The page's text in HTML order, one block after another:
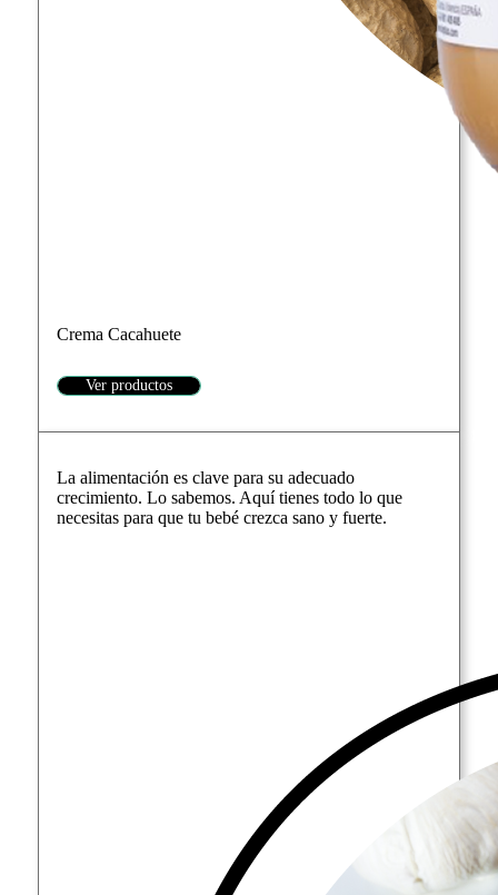
Crema Cacahuete
Ver productos
La alimentación es clave para su adecuado
crecimiento. Lo sabemos. Aquí tienes todo lo que
necesitas para que tu bebé crezca sano y fuerte.